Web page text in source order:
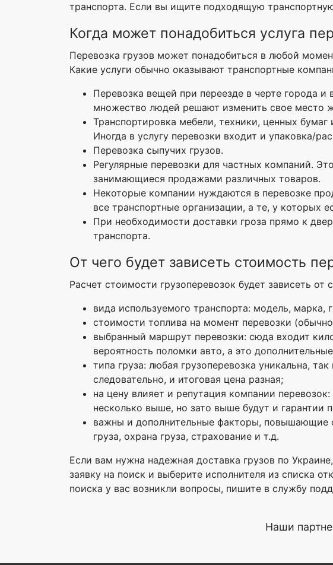
транспорта. Если вы ищите подходящую
Когда может понадобиться услуга
Перевозка грузов может понадобиться в любой
Какие услуги обычно оказывают транспортные
Перевозка вещей при переезде в черте города и
множество людей решают изменить свое место
Транспортировка мебели, техники, ценных
Иногда в услугу перевозки входит и упаковка/
Перевозка сыпучих грузов.
Регулярные перевозки для частных компаний.
занимающиеся продажами различных товаров.
Некоторые компании нуждаются в перевозке
все транспортные организации, а те, у которых
При необходимости доставки гроза прямо к
транспорта.
От чего будет зависеть стоимость
Расчет стоимости грузоперевозок будет зависеть
вида используемого транспорта: модель, марка,
стоимости топлива на момент перевозки
выбранный маршрут перевозки: сюда входит
вероятность поломки авто, а это
типа груза: любая грузоперевозка уникальна,
следовательно, и итоговая цена разная;
на цену влияет и репутация компании
несколько выше, но зато выше будут и гарантии
важны и дополнительные факторы, повышающие
груза, охрана груза, страхование и т.д.
Если вам нужна надежная доставка грузов по
заявку на поиск и выберите исполнителя из списка
поиска у вас возникли вопросы, пишите в службу
Наши